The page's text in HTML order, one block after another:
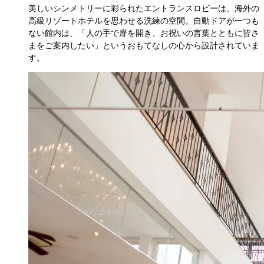
美しいシンメトリーに彩られたエントランスロビーは、海外の
高級リゾートホテルを思わせる洗練の空間。自動ドアが一つも
ない館内は、「人の手で扉を開き、お祝いの言葉とともに皆さ
まをご案内したい」というおもてなしの心から設計されていま
す。